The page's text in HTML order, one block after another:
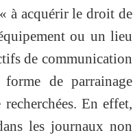
à acquérir le droit de
ou un lieu
de communication
de parrainage
En effet,
les journaux non